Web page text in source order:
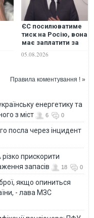
ЄС посилюватиме
тиск на Росію, вона
має заплатити за
Макрон після
05.08.2026
Правила коментування ! »
енергетику та
з міст
6 0
посла через інцидент
прискорити
запасів
18 0
якщо опиниться
- лава МЗС